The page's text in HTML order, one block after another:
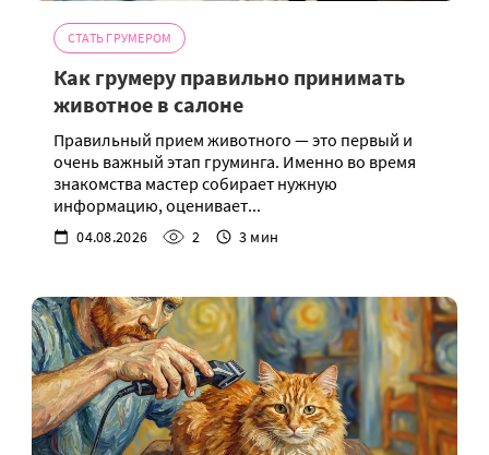
СТАТЬ ГРУМЕРОМ
Как грумеру правильно принимать
животное в салоне
Правильный прием животного — это первый и
очень важный этап груминга. Именно во время
знакомства мастер собирает нужную
информацию, оценивает...
04.08.2026 2 3 мин